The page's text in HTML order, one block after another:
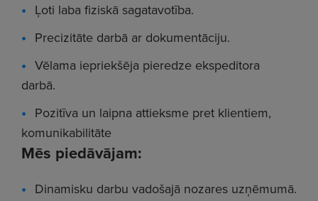
Ļoti laba fiziskā sagatavotība.
Precizitāte darbā ar dokumentāciju.
Vēlama iepriekšēja pieredze ekspeditora
darbā.
Pozitīva un laipna attieksme pret klientiem,
komunikabilitāte
Mēs piedāvājam:
Dinamisku darbu vadošajā nozares uzņēmumā.